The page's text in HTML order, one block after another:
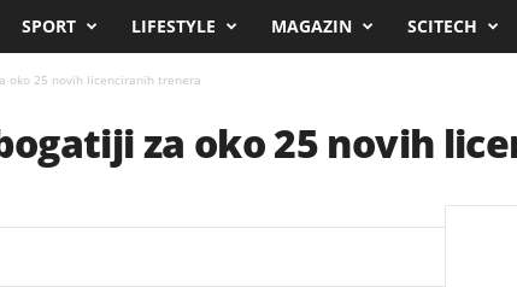
SPORT LIFESTYLE MAGAZIN SCITECH
oko 25 novih licenciranih trenera
za oko 25 novih